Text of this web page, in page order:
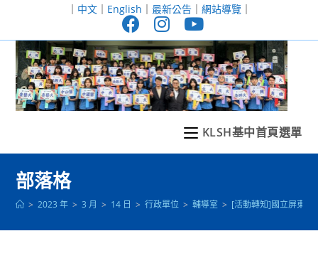
至
｜ 中文｜ English ｜ 最新公告｜ 網站導覽｜
KLSH基中首頁選單
部落格
> 2023 年 > 3 月 > 14 日 > 行政單位 > 輔導室 > [活動轉知]國立屏東科